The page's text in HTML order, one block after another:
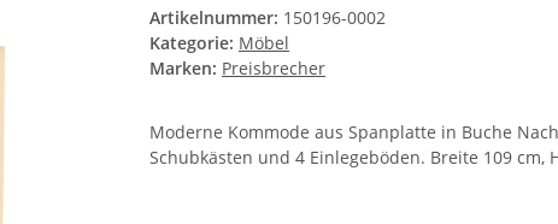
Artikelnummer: 150196-0002
Kategorie: Möbel
Marken: Preisbrecher
Moderne Kommode aus Spanplatte in Buche
Schubkästen und 4 Einlegeböden. Breite 109 cm,